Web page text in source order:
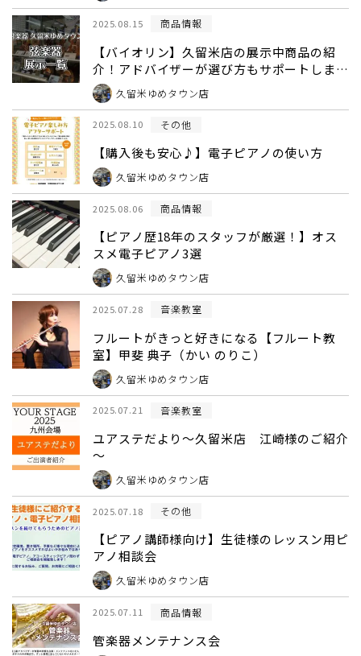
2025.08.15 商品情報
【バイオリン】久留米店の展示中商品の紹
介！アドバイザーが選び方もサポートします
♪
久留米ゆめタウン店
2025.08.10 その他
【購入後も安心♪】電子ピアノの使い方
久留米ゆめタウン店
2025.08.06 商品情報
【ピアノ歴18年のスタッフが厳選！】オス
スメ電子ピアノ3選
久留米ゆめタウン店
2025.07.28 音楽教室
フルートがきっと好きになる【フルート教
室】甲斐 典子（かい のりこ）
久留米ゆめタウン店
2025.07.21 音楽教室
ユアステだより～久留米店 江崎様のご紹介
～
久留米ゆめタウン店
2025.07.18 その他
【ピアノ講師様向け】生徒様のレッスン用ピ
アノ相談会
久留米ゆめタウン店
2025.07.11 商品情報
管楽器メンテナンス会